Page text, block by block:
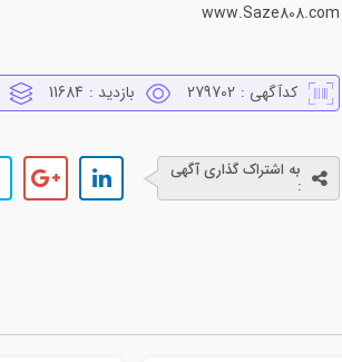
www.Saze808.com
کدآگهی : 279702 بازدید : 11684
به اشتراک گذاری آگهی
: